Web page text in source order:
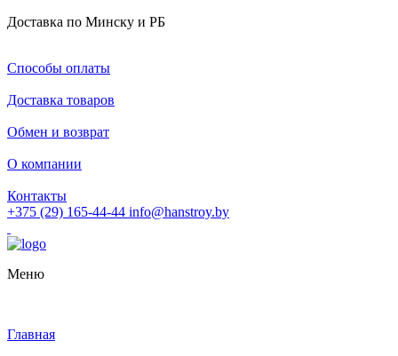
Доставка по Минску и РБ
Способы оплаты
Доставка товаров
Обмен и возврат
О компании
Контакты
+375 (29) 165-44-44 info@hanstroy.by
Меню
Главная